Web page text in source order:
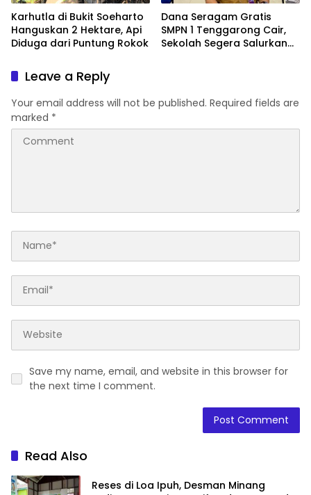
Karhutla di Bukit Soeharto
Hanguskan 2 Hektare, Api
Diduga dari Puntung Rokok
Dana Seragam Gratis
SMPN 1 Tenggarong Cair,
Sekolah Segera Salurkan
Leave a Reply
Your email address will not be published. Required fields are
marked *
Save my name, email, and website in this browser for
the next time I comment.
Read Also
Reses di Loa Ipuh, Desman Minang